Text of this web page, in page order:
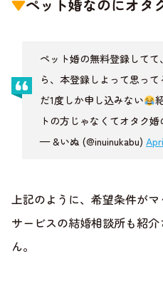
▼ペット婚なのにオタ
ペット婚の無料登録して
ら、本登録しよって思っ
だ1度しか申し込みない
トの方じゃなくてオタク
— &いぬ (@inuinukabu)
上記のように、希望条件が
サービスの結婚相談所も紹
ん。